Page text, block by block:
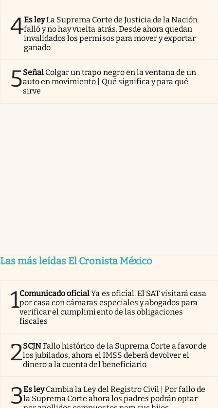
4Es leyLa Suprema Corte de Justicia de la Nación
falló y no hay vuelta atrás. Desde ahora quedan
invalidados los permisos para mover y exportar
ganado
5Señal Colgar un trapo negro en la ventana de un
auto en movimiento | Qué significa y para qué
sirve
Las más leídas El Cronista México
1Comunicado oficialYa es oficial. El SAT visitará casa
por casa con cámaras especiales y abogados para
verificar el cumplimiento de las obligaciones
fiscales
2SCJNFallo histórico de la Suprema Corte a favor de
los jubilados, ahora el IMSS deberá devolver el
dinero a la cuenta del beneficiario
3Es ley Cambia la Ley del Registro Civil | Por fallo de
la Suprema Corte ahora los padres podrán optar